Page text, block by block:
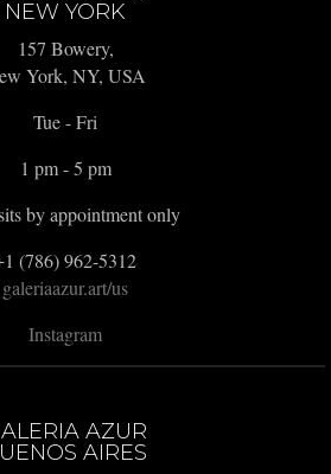
NEW YORK
157 Bowery,
York, NY, USA
Tue - Fri
1 pm - 5 pm
by appointment only
(786) 962-5312
galeriaazur.art/us
Instagram
AZUR
AIRES